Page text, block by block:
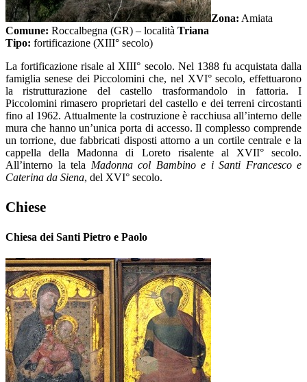
Zona: Amiata
Comune: Roccalbegna (GR) – località Triana
Tipo: fortificazione (XIII° secolo)
La fortificazione risale al XIII° secolo. Nel 1388 fu acquistata dalla
famiglia senese dei Piccolomini che, nel XVI° secolo, effettuarono
la ristrutturazione del castello trasformandolo in fattoria. I
Piccolomini rimasero proprietari del castello e dei terreni circostanti
fino al 1962. Attualmente la costruzione è racchiusa all’interno delle
mura che hanno un’unica porta di accesso. Il complesso comprende
un torrione, due fabbricati disposti attorno a un cortile centrale e la
cappella della Madonna di Loreto risalente al XVII° secolo.
All’interno la tela Madonna col Bambino e i Santi Francesco e
Caterina da Siena, del XVI° secolo.
Chiese
Chiesa dei Santi Pietro e Paolo